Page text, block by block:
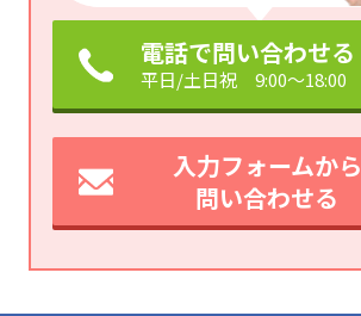
電話で問い合わせる
平日/土日祝 9:00～18:00
入力フォームから
問い合わせる